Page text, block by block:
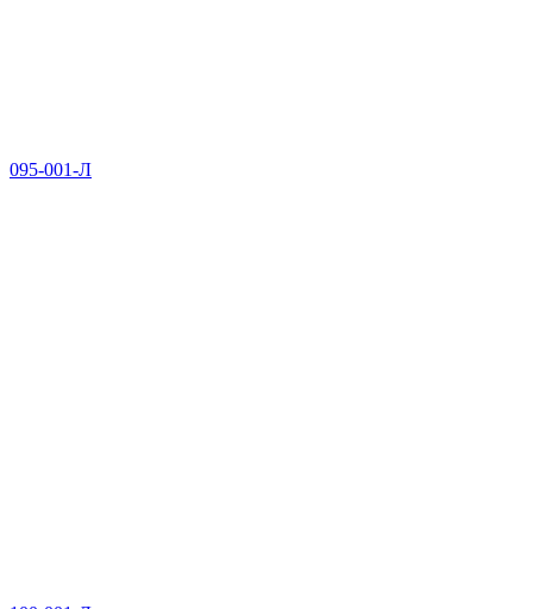
095-001-Л